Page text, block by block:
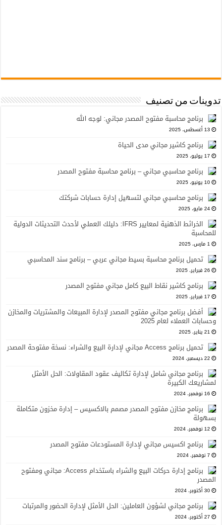
تدوينات من تصنيف
برنامج محاسبة مفتوح المصدر مجاني: لوجه الله
13 أغسطس، 2025
برنامج كاشير مجاني مدى الحياة
17 يوليو، 2025
برنامج محاسبي مجاني – برنامج محاسبة مفتوح المصدر
10 يونيو، 2025
برنامج محاسبي مجاني لتسهيل إدارة حسابات شركتك
24 مايو، 2025
الخرائط الذهنية لمعايير IFRS: دليلك العملي لأحدث التحديثات الدولية
للمحاسبة
1 مارس، 2025
تحميل برنامج محاسبة بسيط مجاني عربي – برنامج سند المحاسبي
26 فبراير، 2025
برنامج كاشير نقاط البيع كامل مجاني مفتوح المصدر
17 فبراير، 2025
أفضل برنامج مجاني مفتوح المصدر لإدارة المبيعات والمشتريات والمخازن
وحسابات العملاء لعام 2025
21 يناير، 2025
تحميل برنامج Access مجاني لإدارة البيع والشراء: نسخة مفتوحة المصدر
22 ديسمبر، 2024
برنامج مجاني شامل لإدارة تكاليف عقود المقاولات: الحل الأمثل
لمشاريعك الكبيرة
16 نوفمبر، 2024
برنامج مخازن مفتوح المصدر مصمم بالاكسيس – إدارة مخزون متكاملة
بسهولة
12 نوفمبر، 2024
برنامج اكسيس مجاني لإدارة المستودعات مفتوح المصدر
7 نوفمبر، 2024
برنامج إدارة حركات البيع والشراء باستخدام Access: مجاني ومفتوح
المصدر
30 أكتوبر، 2024
برنامج مجاني لشؤون العاملين: الحل الأمثل لإدارة الحضور والمرتبات
27 أكتوبر، 2024